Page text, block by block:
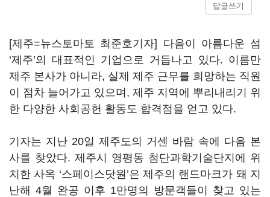
답글쓰기
[제주=뉴스토마토 최준호기자] 다음이 아름다운 섬
‘제주’의 대표적인 기업으로 거듭나고 있다. 이름만
제주 본사가 아니라, 실제 제주 근무를 희망하는 직원
이 점차 늘어가고 있으며, 제주 지역에 뿌리내리기 위
한 다양한 사회공헌 활동도 합격점을 얻고 있다.
기자는 지난 20일 제주도의 거센 바람 속에 다음 본
사를 찾았다. 제주시 영평동 첨단과학기술단지에 위
치한 사옥 ‘스페이스닷원’은 제주의 랜드마크가 돼 지
난해 4월 완공 이후 1만명의 방문객들이 찾고 있는